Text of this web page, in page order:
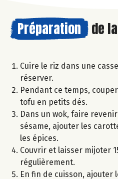
Préparation de la
Cuire le riz dans une
réserver.
Pendant ce temps,
tofu en petits dés.
Dans un wok, faire revenir
sésame, ajouter les
les épices.
Couvrir et laisser mijoter
régulièrement.
En fin de cuisson, ajouter